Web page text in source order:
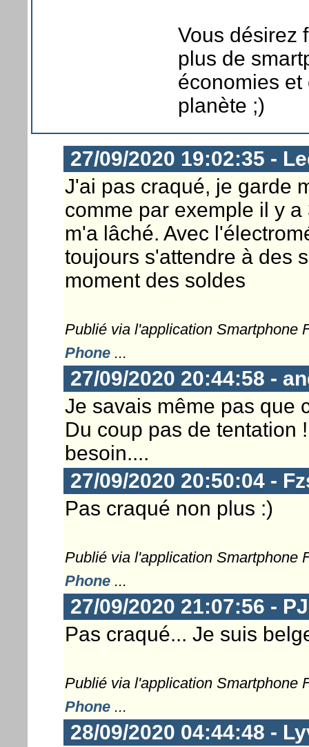
Vous désirez
plus de
économies
planète ;)
27/09/2020 19:02:35 -
J'ai pas craqué, je garde
comme par exemple il y
m'a lâché. Avec
toujours s'attendre à des
moment des soldes
Publié via l'application Smartphone
Phone...
27/09/2020 20:44:58 -
Je savais même pas que
Du coup pas de tentation
besoin....
27/09/2020 20:50:04 -
Pas craqué non plus :)
Publié via l'application Smartphone
Phone...
27/09/2020 21:07:56 -
Pas craqué... Je suis
Publié via l'application Smartphone
Phone...
28/09/2020 04:44:48 -